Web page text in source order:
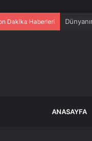
Dakika Haberleri OpenAI
ANASAYFA